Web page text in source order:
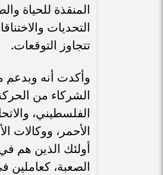
المنقذة للحياة
التحديات
تتجاوز التوقعات.
وأكدت أنه وبدعم
الشركاء من
الفلسطيني،
الأحمر، ووكالات
أولئك الذين هم
الصعبة، كعاملين